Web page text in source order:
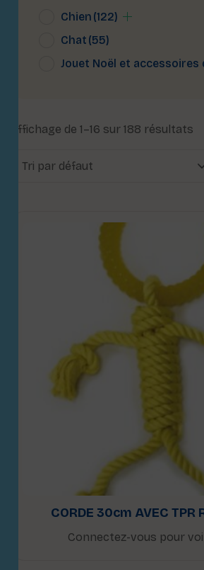
Chien (122)
Chat (55)
Jouet Noël et accessoires
Affichage de 1–16 sur 188 résultats
CORDE 30cm AVEC TPR
Connectez-vous pour